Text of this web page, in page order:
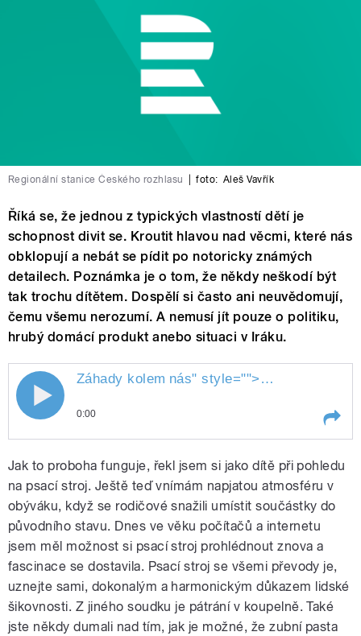
Regionální stanice Českého rozhlasu foto: Aleš Vavřík
Říká se, že jednou z typických vlastností dětí je
schopnost divit se. Kroutit hlavou nad věcmi, které nás
obklopují a nebát se pídit po notoricky známých
detailech. Poznámka je o tom, že někdy neškodí být
tak trochu dítětem. Dospělí si často ani neuvědomují,
čemu všemu nerozumí. A nemusí jít pouze o politiku,
hrubý domácí produkt anebo situaci v Iráku.
pause
Záhady kolem nás" style=""> Záhady kolem
0:00
Jak to proboha funguje, řekl jsem si jako dítě při pohledu
na psací stroj. Ještě teď vnímám napjatou atmosféru v
obýváku, když se rodičové snažili umístit součástky do
původního stavu. Dnes ve věku počítačů a internetu
jsem měl možnost si psací stroj prohlédnout znova a
fascinace se dostavila. Psací stroj se všemi převody je,
uznejte sami, dokonalým a harmonickým důkazem lidské
šikovnosti. Z jiného soudku je pátrání v koupelně. Také
jste někdy dumali nad tím, jak je možné, že zubní pasta